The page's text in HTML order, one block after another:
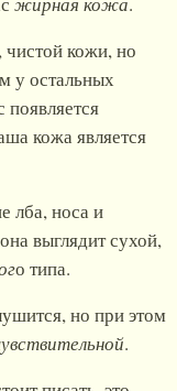
чистой кожи, но
у остальных
кожа является
лба, носа и
выглядит сухой,
о типа.
но при этом
.